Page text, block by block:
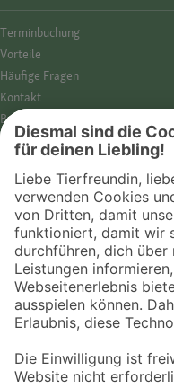
Termin­buchung
Vorteile
Häufige Fragen
Kontakt
Barrierefreiheit
Impressum
Datenschutz­hinweise
Cookies
AGB
Entdecke Fressnapf
Tierversicherung
GPS-Tracker
Fressnapf Salon
Online-Shop